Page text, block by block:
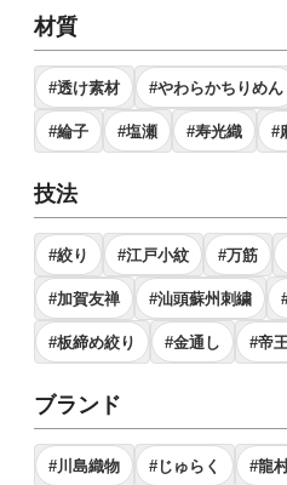
材質
#透け素材 #やわらかちりめん
#綸子 #塩瀬 #寿光織 #
技法
#絞り #江戸小紋 #万筋
#加賀友禅 #汕頭蘇州刺繍
#板締め絞り #金通し #帝
ブランド
#川島織物 #じゅらく #龍